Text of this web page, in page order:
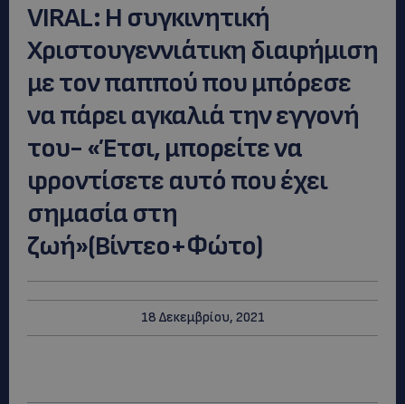
VIRAL: Η συγκινητική
Χριστουγεννιάτικη διαφήμιση
με τον παππού που μπόρεσε
να πάρει αγκαλιά την εγγονή
του- «Έτσι, μπορείτε να
φροντίσετε αυτό που έχει
σημασία στη
ζωή»(Βίντεο+Φώτο)
18 Δεκεμβρίου, 2021